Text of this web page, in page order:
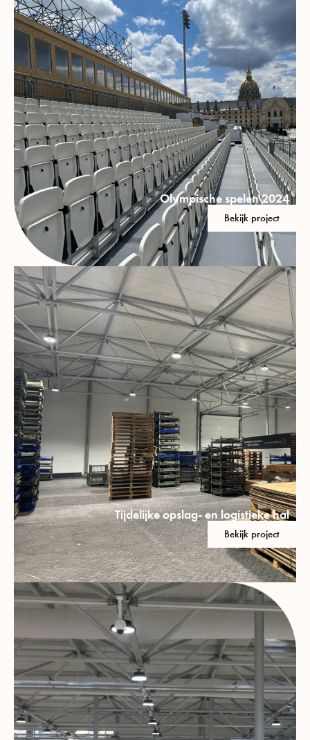
Olympische spelen 2024
Bekijk project
Tijdelijke opslag- en logistieke hal
Bekijk project